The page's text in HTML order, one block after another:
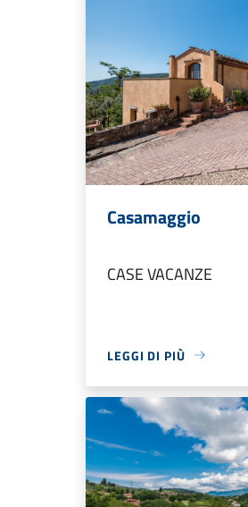
Casamaggio
CASE VACANZE
LEGGI DI PIÙ